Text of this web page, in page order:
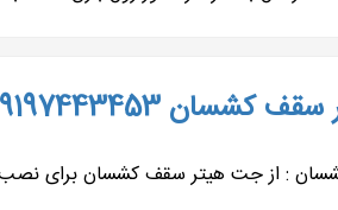
09197443453
: از جت هیتر سقف کشسان برای نصب